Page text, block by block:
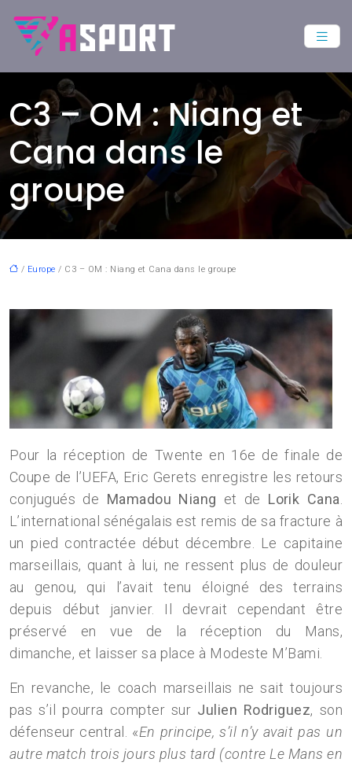
C3 – OM : Niang et
Cana dans le
groupe
/ Europe / C3 – OM : Niang et Cana dans le groupe
Pour la réception de Twente en 16e de finale de
Coupe de l’UEFA, Eric Gerets enregistre les retours
conjugués de Mamadou Niang et de Lorik Cana
L’international sénégalais est remis de sa fracture à
un pied contractée début décembre. Le capitaine
marseillais, quant à lui, ne ressent plus de douleur
au genou, qui l’avait tenu éloigné des terrains
depuis début janvier. Il devrait cependant être
préservé en vue de la réception du Mans,
dimanche, et laisser sa place à Modeste M’Bami.
En revanche, le coach marseillais ne sait toujours
pas s’il pourra compter sur Julien Rodriguez, son
défenseur central. «En principe, s’il n’y avait pas un
autre match trois jours plus tard (contre Le Mans en